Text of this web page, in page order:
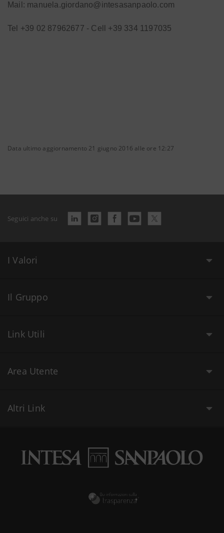
Mail: manuela.giordano@intesasanpaolo.com
Tel +39 02 87962677 - Cell +39 334 1197035
Data ultimo aggiornamento 21 giugno 2016 alle ore 12:27
Seguici anche su
I Valori
Il Gruppo
Link Utili
Area Utente
Altri Link